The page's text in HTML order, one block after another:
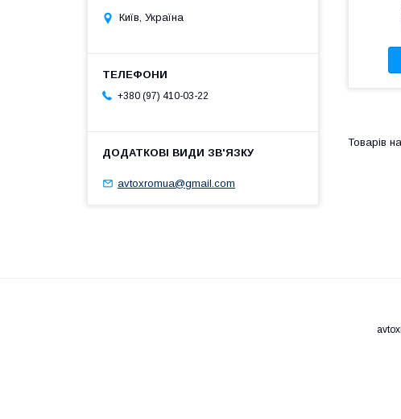
Київ, Україна
+380 (97) 410-03-22
avtoxromua@gmail.com